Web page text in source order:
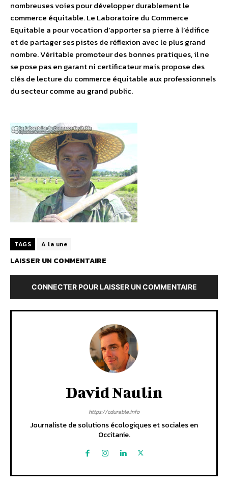
nombreuses voies pour développer durablement le
commerce équitable. Le Laboratoire du Commerce
Equitable a pour vocation d’apporter sa pierre à l’édifice
et de partager ses pistes de réflexion avec le plus grand
nombre. Véritable promoteur des bonnes pratiques, il ne
se pose pas en garant ni certificateur mais propose des
clés de lecture du commerce équitable aux professionnels
du secteur comme au grand public.
TAGS A la une
LAISSER UN COMMENTAIRE
CONNECTER POUR LAISSER UN COMMENTAIRE
David Naulin
https://cdurable.info
Journaliste de solutions écologiques et sociales en
Occitanie.